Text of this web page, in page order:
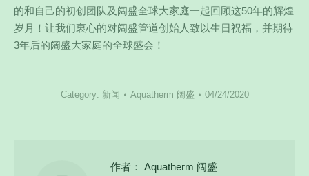
的和自己的初创团队及阔盛全球大家庭一起回顾这50年的辉煌
岁月！让我们衷心的对阔盛管道创始人致以生日祝福，并期待
3年后的阔盛大家庭的全球盛会！
Category: 新闻 Aquatherm 阔盛 04/24/2020
作者： Aquatherm 阔盛